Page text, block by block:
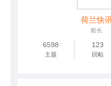
荷兰快
船长
6598
主题
123
回帖